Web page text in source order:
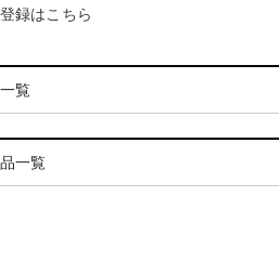
録はこちら
覧
一覧